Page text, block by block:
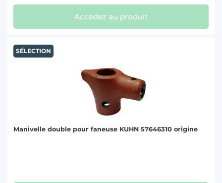
Accédez au produit
SÉLECTION
Manivelle double pour faneuse KUHN 57646310 origine